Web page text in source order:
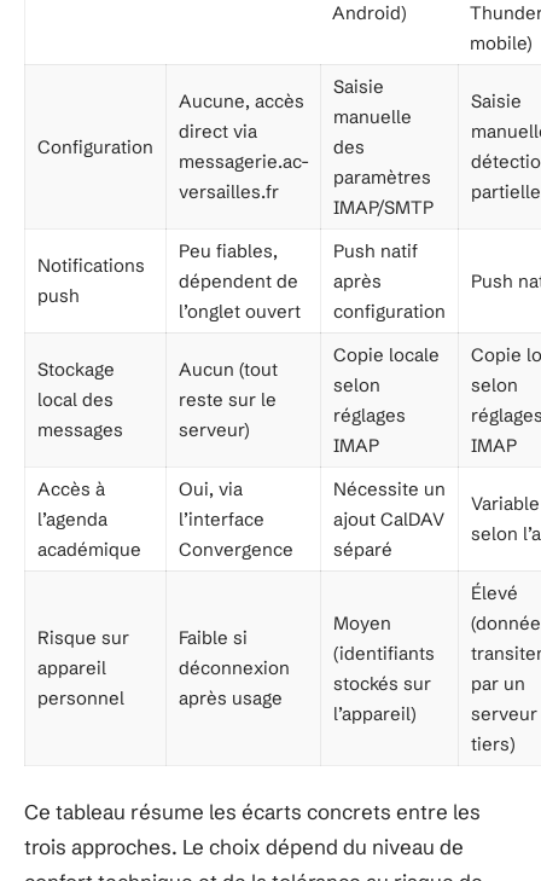
Android)
mobile)
Configuration
Aucune, accès
direct via
messagerie.ac-
versailles.fr
Saisie
manuelle
des
paramètres
IMAP/SMTP
Saisie
partielle
Notifications
push
Peu fiables,
dépendent de
l’onglet ouvert
Push natif
après
configuration
Push
Stockage
local des
messages
Aucun (tout
reste sur le
serveur)
Copie locale
selon
réglages
IMAP
Copie
selon
IMAP
Accès à
l’agenda
académique
Oui, via
l’interface
Convergence
Nécessite un
ajout CalDAV
séparé
Variable
selon
Risque sur
appareil
personnel
Faible si
déconnexion
après usage
Moyen
(identifiants
stockés sur
l’appareil)
Élevé
par un
serveur
tiers)
Ce tableau résume les écarts concrets entre les
trois approches. Le choix dépend du niveau de